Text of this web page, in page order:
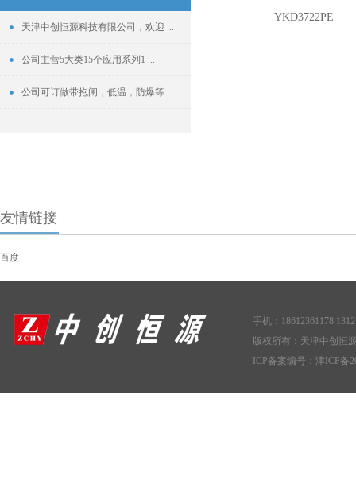
天津中创恒源科技有限公司，欢迎 ...
公司主营5大类15个应用系列1 ...
公司可订做带抱闸，低温，防爆等 ...
YKD3722PE
友情链接
百度
手机：18612361178
版权所有：天津中创
ICP备案编号： 津ICP备